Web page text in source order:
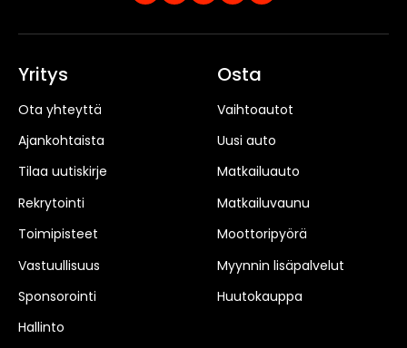
Yritys
Ota yhteyttä
Ajankohtaista
Tilaa uutiskirje
Rekrytointi
Toimipisteet
Vastuullisuus
Sponsorointi
Hallinto
Osta
Vaihtoautot
Uusi auto
Matkailuauto
Matkailuvaunu
Moottoripyörä
Myynnin lisäpalvelut
Huutokauppa